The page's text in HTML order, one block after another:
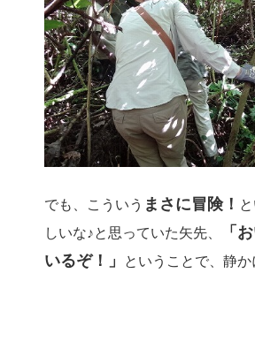
でも、こういう まさに冒険！
しいな♪と思っていた矢先、
「
いるぞ！」
ということで、静